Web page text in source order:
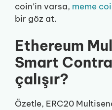
coin’in varsa, meme
bir göz at.
Ethereum
Smart
çalışır?
Özetle, ERC20